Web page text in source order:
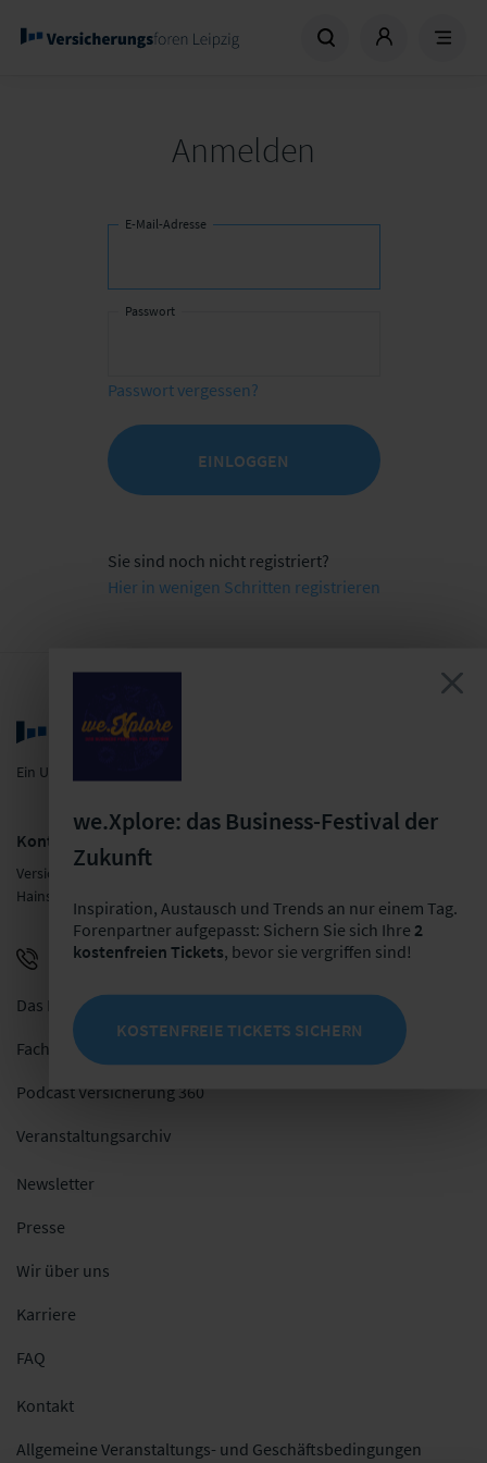
Anmelden
E-Mail-Adresse
Passwort
Passwort vergessen?
EINLOGGEN
Sie sind noch nicht registriert?
Hier in wenigen Schritten registrieren
we.Xplore: das Business-Festival der
Zukunft
Inspiration, Austausch und Trends an nur einem Tag.
Forenpartner aufgepasst: Sichern Sie sich Ihre 2
kostenfreien Tickets, bevor sie vergriffen sind!
KOSTENFREIE TICKETS SICHERN
Ein Unternehmen der LF Gruppe
Kontakt
Versicherungsforen Leipzig GmbH
Hainstraße 16, 04109 Leipzig
+49 341 98988-0 E-Mail schreiben
Das Netzwerk
Fachblog
Podcast Versicherung 360
Veranstaltungsarchiv
Newsletter
Presse
Wir über uns
Karriere
FAQ
Kontakt
Allgemeine Veranstaltungs- und Geschäftsbedingungen